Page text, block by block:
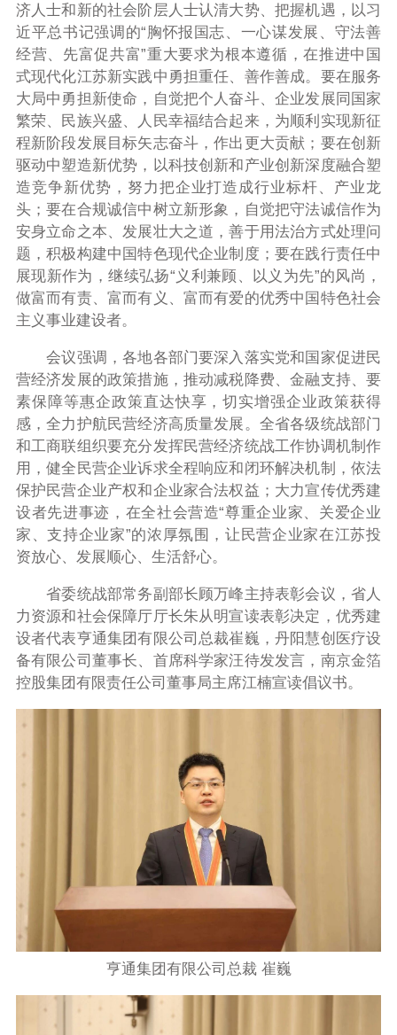
济人士和新的社会阶层人士认清大势、把握机遇，以习
近平总书记强调的“胸怀报国志、一心谋发展、守法善
经营、先富促共富”重大要求为根本遵循，在推进中国
式现代化江苏新实践中勇担重任、善作善成。要在服务
大局中勇担新使命，自觉把个人奋斗、企业发展同国家
繁荣、民族兴盛、人民幸福结合起来，为顺利实现新征
程新阶段发展目标矢志奋斗，作出更大贡献；要在创新
驱动中塑造新优势，以科技创新和产业创新深度融合塑
造竞争新优势，努力把企业打造成行业标杆、产业龙
头；要在合规诚信中树立新形象，自觉把守法诚信作为
安身立命之本、发展壮大之道，善于用法治方式处理问
题，积极构建中国特色现代企业制度；要在践行责任中
展现新作为，继续弘扬“义利兼顾、以义为先”的风尚，
做富而有责、富而有义、富而有爱的优秀中国特色社会
主义事业建设者。
会议强调，各地各部门要深入落实党和国家促进民
营经济发展的政策措施，推动减税降费、金融支持、要
素保障等惠企政策直达快享，切实增强企业政策获得
感，全力护航民营经济高质量发展。全省各级统战部门
和工商联组织要充分发挥民营经济统战工作协调机制作
用，健全民营企业诉求全程响应和闭环解决机制，依法
保护民营企业产权和企业家合法权益；大力宣传优秀建
设者先进事迹，在全社会营造“尊重企业家、关爱企业
家、支持企业家”的浓厚氛围，让民营企业家在江苏投
资放心、发展顺心、生活舒心。
省委统战部常务副部长顾万峰主持表彰会议，省人
力资源和社会保障厅厅长朱从明宣读表彰决定，优秀建
设者代表亨通集团有限公司总裁崔巍，丹阳慧创医疗设
备有限公司董事长、首席科学家汪待发发言，南京金箔
控股集团有限责任公司董事局主席江楠宣读倡议书。
亨通集团有限公司总裁 崔巍